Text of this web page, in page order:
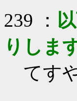
239 ：
りしま
てす